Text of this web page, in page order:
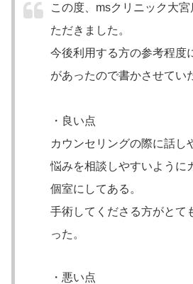
この度、msクリニック大
ただきました。
今後利用する方の参考程度
があったので書かさせてい
・良い点
カウンセリングの際に話し
悩みを相談しやすいように
個室にしてある。
手術してくださる方がとて
った。
・悪い点